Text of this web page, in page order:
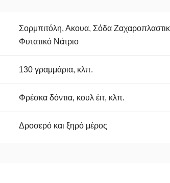
Σορμπιτόλη, Ακουα, Σόδα
Φυτατικό Νάτριο
130 γραμμάρια, κλπ.
Φρέσκα δόντια, κουλ έιτ, κλπ.
Δροσερό και ξηρό μέρος